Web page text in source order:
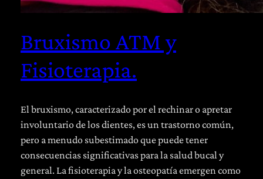
Bruxismo ATM y
Fisioterapia.
El bruxismo, caracterizado por el rechinar o apretar
involuntario de los dientes, es un trastorno común,
pero a menudo subestimado que puede tener
consecuencias significativas para la salud bucal y
general. La fisioterapia y la osteopatía emergen como